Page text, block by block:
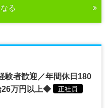
る
験者歓迎／年間休日180
26万円以上◆
正社員